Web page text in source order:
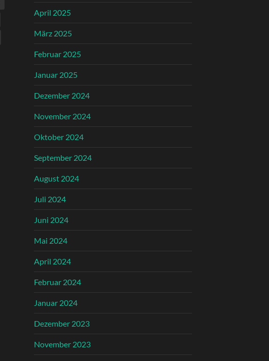
April 2025
März 2025
Februar 2025
Januar 2025
Dezember 2024
November 2024
Oktober 2024
September 2024
August 2024
Juli 2024
Juni 2024
Mai 2024
April 2024
Februar 2024
Januar 2024
Dezember 2023
November 2023